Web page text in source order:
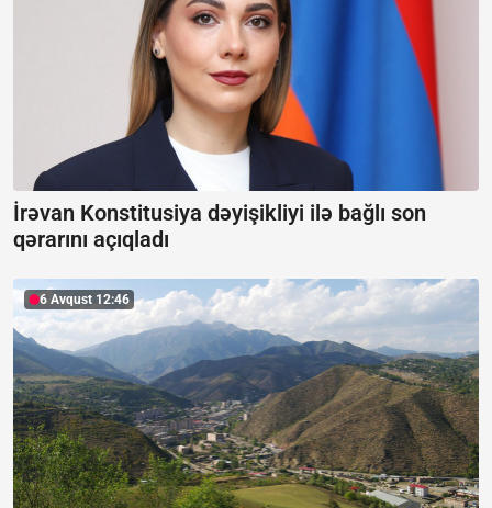
İrəvan Konstitusiya dəyişikliyi ilə bağlı son
qərarını açıqladı
6 Avqust 12:46